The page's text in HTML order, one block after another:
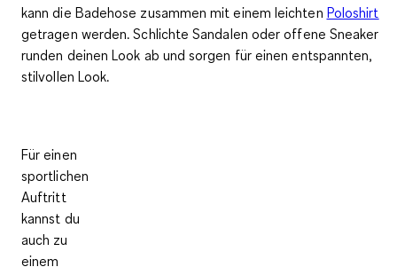
kann die Badehose zusammen mit einem leichten Poloshirt
getragen werden. Schlichte Sandalen oder offene Sneaker
runden deinen Look ab und sorgen für einen entspannten,
stilvollen Look.
Für einen
sportlichen
Auftritt
kannst du
auch zu
einem